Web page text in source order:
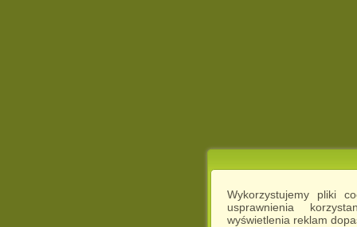
Wykorzystujemy pliki
usprawnienia
wyświetlenia reklam